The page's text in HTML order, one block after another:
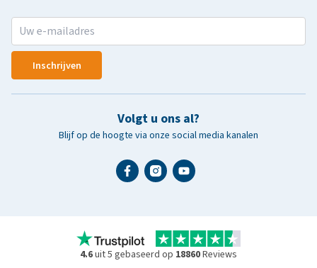
Inschrijven
Volgt u ons al?
Blijf op de hoogte via onze social media kanalen
4.6uit 5 gebaseerd op 18860Reviews